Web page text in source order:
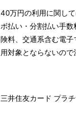
40万円の利用に関し
ボ払い・分割払い手
険料、交通系含む電
用対象とならないので
三井住友カード プラ